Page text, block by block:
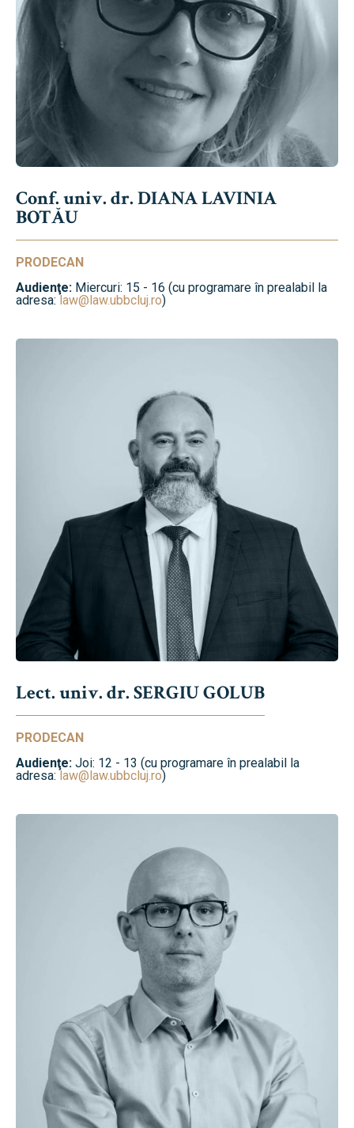
Conf. univ. dr. DIANA LAVINIA
BOTĂU
PRODECAN
Audienţe: Miercuri: 15 - 16 (cu programare în prealabil la
adresa: law@law.ubbcluj.ro)
Lect. univ. dr. SERGIU GOLUB
PRODECAN
Audienţe: Joi: 12 - 13 (cu programare în prealabil la
adresa:law@law.ubbcluj.ro)